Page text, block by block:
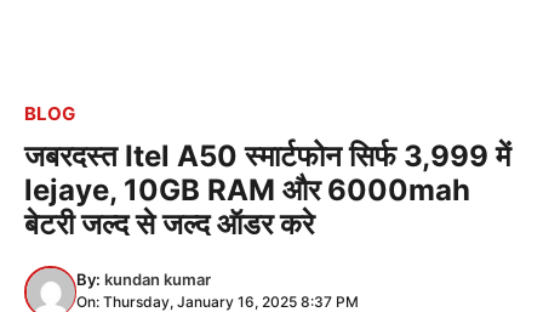
BLOG
जबरदस्त Itel A50 स्मार्टफोन सिर्फ 3,999 में
lejaye, 10GB RAM और 6000mah
बेटरी जल्द से जल्द ऑडर करे
By: kundan kumar
On: Thursday, January 16, 2025 8:37 PM